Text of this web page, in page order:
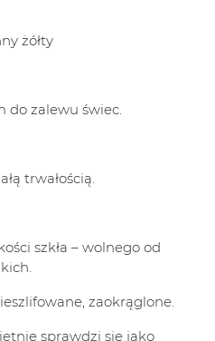
żółty
do zalewu świec.
trwałością.
szkła – wolnego od
zaokrąglone.
sprawdzi się jako